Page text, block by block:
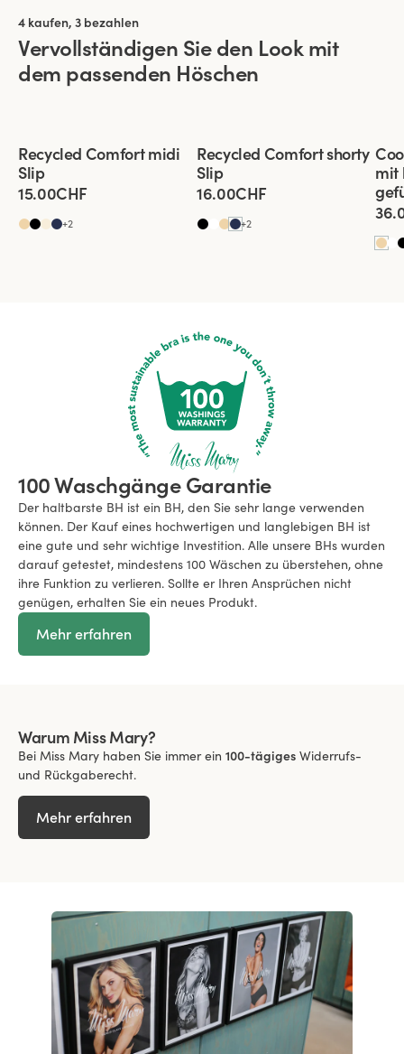
4 kaufen, 3 bezahlen
Vervollständigen Sie den Look mit
dem passenden Höschen
Viewing image 1 of 3
4 für 3
Recycled Comfort midi
Slip
15.00CHF
+2
Viewing image 1 of 2
4 für 3
Recycled Comfort shorty
Slip
16.00CHF
+2
4
mit
100 Waschgänge Garantie
Der haltbarste BH ist ein BH, den Sie sehr lange verwenden
können. Der Kauf eines hochwertigen und langlebigen BH ist
eine gute und sehr wichtige Investition. Alle unsere BHs wurden
darauf getestet, mindestens 100 Wäschen zu überstehen, ohne
ihre Funktion zu verlieren. Sollte er Ihren Ansprüchen nicht
genügen, erhalten Sie ein neues Produkt.
Mehr erfahren
Warum Miss Mary?
Bei Miss Mary haben Sie immer ein 100-tägiges Widerrufs-
und Rückgaberecht.
Mehr erfahren